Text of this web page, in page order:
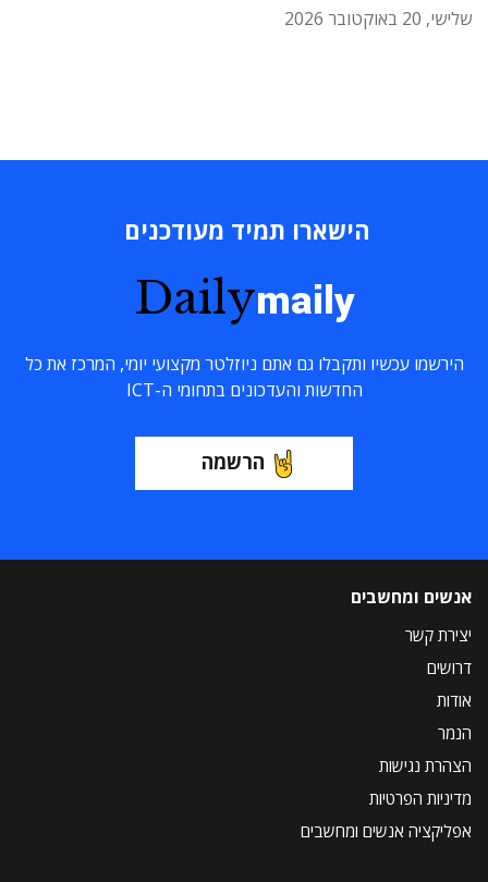
שלישי, 20 באוקטובר 2026
הישארו תמיד מעודכנים
Dailymaily
הירשמו עכשיו ותקבלו גם אתם ניוזלטר מקצועי יומי, המרכז את כל
החדשות והעדכונים בתחומי ה-ICT
הרשמה
אנשים ומחשבים
יצירת קשר
דרושים
אודות
הנמר
הצהרת נגישות
מדיניות הפרטיות
אפליקציה אנשים ומחשבים